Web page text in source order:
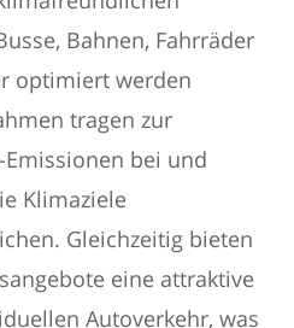
Bahnen, Fahrräder
optimiert werden
tragen zur
Emissionen bei und
Klimaziele
Gleichzeitig bieten
eine attraktive
Autoverkehr, was